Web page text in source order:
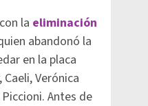
la eliminación
abandonó la
en la placa
Verónica
Antes de